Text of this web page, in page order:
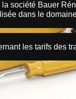
société Bauer
dans le
les tarifs des